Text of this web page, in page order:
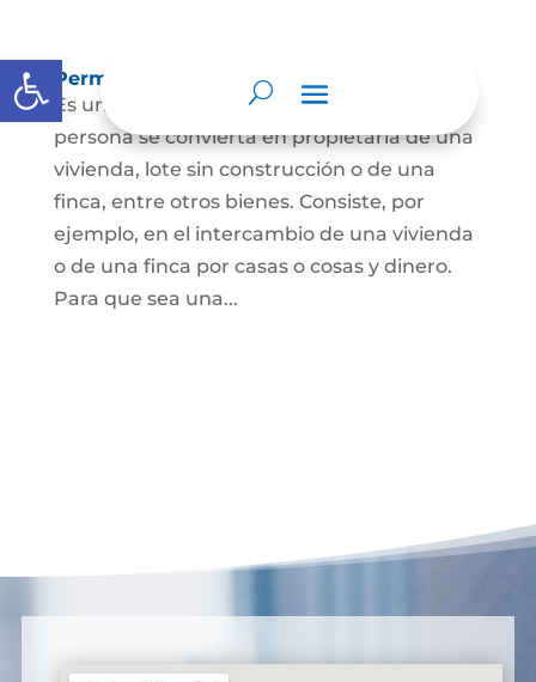
Abrir barra de herramientas
Permuta de Inmuebles
Es uno de los contratos para que una
persona se convierta en propietaria de una
vivienda, lote sin construcción o de una
finca, entre otros bienes. Consiste, por
ejemplo, en el intercambio de una vivienda
o de una finca por casas o cosas y dinero.
Para que sea una...